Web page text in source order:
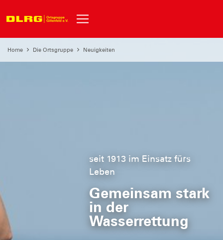
Home Die Ortsgruppe Neuigkeiten
seit 1913 im Einsatz fürs
Leben
Gemeinsam stark
in der
Wasserrettung